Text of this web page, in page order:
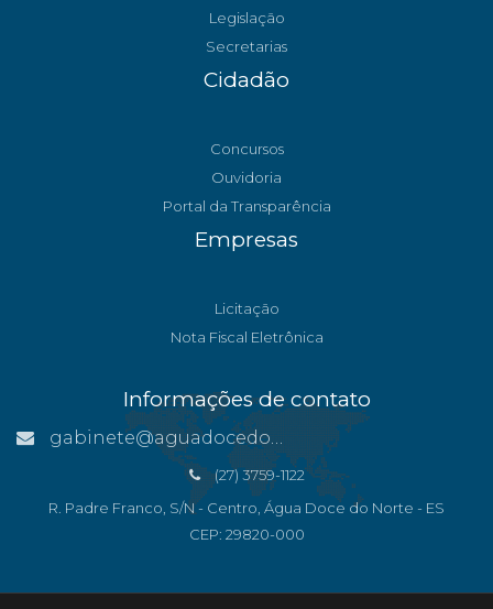
Legislação
Secretarias
Cidadão
Concursos
Ouvidoria
Portal da Transparência
Empresas
Licitação
Nota Fiscal Eletrônica
Informações de contato
gabinete@aguadocedonorte.es.gov.br
(27) 3759-1122
R. Padre Franco, S/N - Centro, Água Doce do Norte - ES
CEP: 29820-000